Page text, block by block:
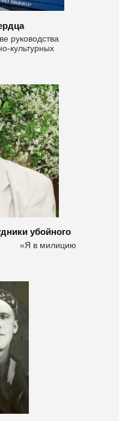
руководства
культурных
убойного